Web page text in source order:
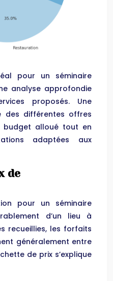
pour un séminaire
analyse approfondie
proposés. Une
des différentes offres
alloué tout en
adaptées aux
de
pour un séminaire
d’un lieu à
recueillies, les forfaits
généralement entre
de prix s’explique